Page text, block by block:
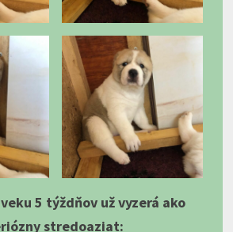
5 týždňov už vyzerá ako
stredoaziat: